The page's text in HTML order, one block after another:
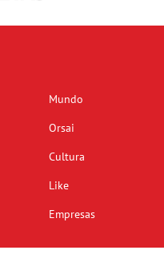
Mundo
Orsai
Cultura
Like
Empresas